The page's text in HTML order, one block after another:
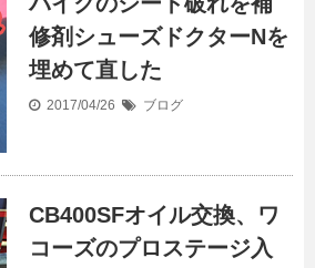
修剤シューズドクターNを
埋めて直した
2017/04/26 ブログ
CB400SFオイル交換、ワ
コーズのプロステージ入